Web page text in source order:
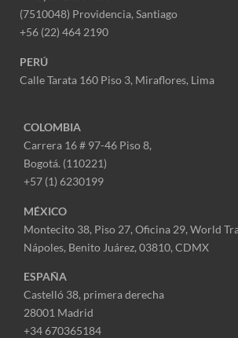
(7510048) Providencia, Santiago
+56 (22) 464 2190
PERÚ
Calle Tarata 160 Piso 3, Miraflores, Lima
COLOMBIA
Carrera 16 # 97-46 Piso 8,
Bogotá. (110221)
+57 (1) 6230199
MÉXICO
Montecito 38, Piso 27, Oficina 29, World
Nápoles, Benito Juárez, 03810, CDMX
ESPAÑA
Castelló 38, primera derecha
28001 Madrid
+34 670365184